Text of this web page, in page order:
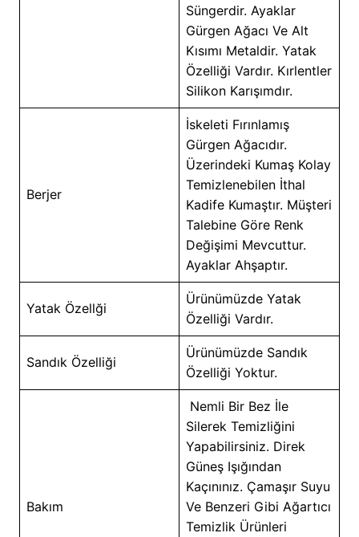
Süngerdir. Ayaklar
Gürgen Ağacı Ve Alt
Kısımı Metaldir. Yatak
Özelliği Vardır. Kırlentler
Silikon Karışımdır.
Berjer
İskeleti Fırınlamış
Gürgen Ağacıdır.
Üzerindeki Kumaş Kolay
Temizlenebilen İthal
Kadife Kumaştır. Müşteri
Talebine Göre Renk
Değişimi Mevcuttur.
Ayaklar Ahşaptır.
Yatak Özellği
Ürünümüzde Yatak
Özelliği Vardır.
Sandık Özelliği
Ürünümüzde Sandık
Özelliği Yoktur.
Bakım
Nemli Bir Bez İle
Silerek Temizliğini
Yapabilirsiniz. Direk
Güneş Işığından
Kaçınınız. Çamaşır Suyu
Ve Benzeri Gibi Ağartıcı
Temizlik Ürünleri